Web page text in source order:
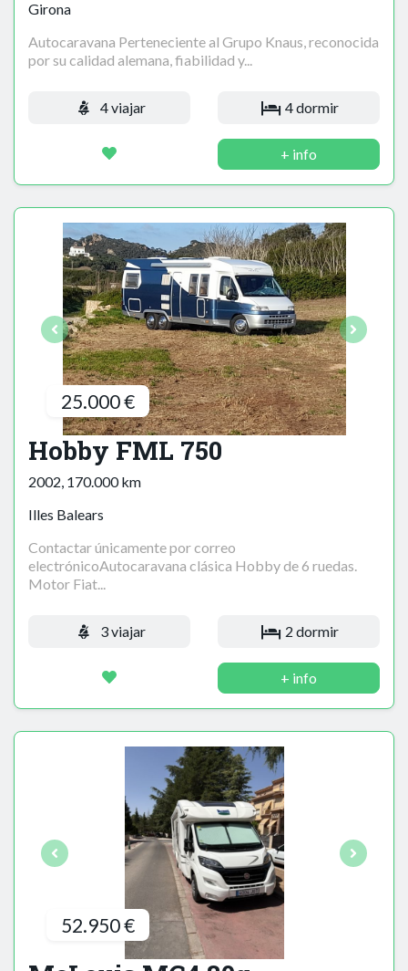
Girona
Autocaravana Perteneciente al Grupo Knaus, reconocida
por su calidad alemana, fiabilidad y...
4 viajar 4 dormir
+ info
25.000 €
Hobby FML 750
2002, 170.000 km
Illes Balears
Contactar únicamente por correo
electrónicoAutocaravana clásica Hobby de 6 ruedas.
Motor Fiat...
3 viajar 2 dormir
+ info
52.950 €